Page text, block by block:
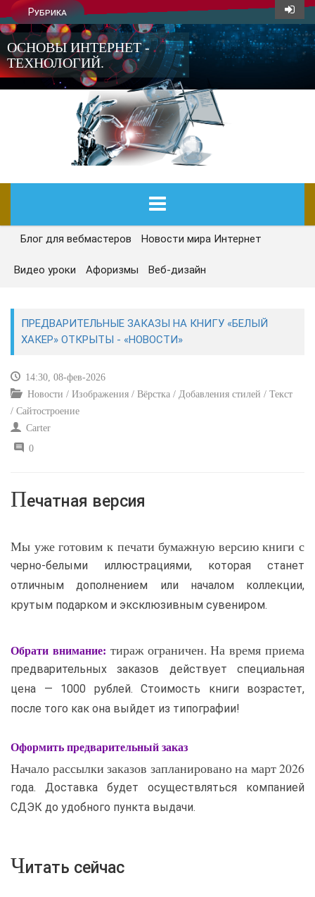
Рубрика
ОСНОВЫ ИНТЕРНЕТ -
ТЕХНОЛОГИЙ.
ГЛАВНАЯ
СЕГОДНЯ
РЕМОНТ И СОВЕТЫ
ИНТЕРНЕТ И СВЯЗЬ
УЧЕБНИК CSS
Блог для вебмастеров Новости мира Интернет
Видео уроки Афоризмы Веб-дизайн
ПРЕДВАРИТЕЛЬНЫЕ ЗАКАЗЫ НА КНИГУ «БЕЛЫЙ
ХАКЕР» ОТКРЫТЫ - «НОВОСТИ»
14:30, 08-фев-2026
Новости / Изображения / Вёрстка / Добавления стилей / Текст
/ Сайтостроение
Carter
0
Печатная версия
Мы уже готовим к печати бумажную версию книги с
черно-белыми иллюстрациями, которая станет
отличным дополнением или началом коллекции,
крутым подарком и эксклюзивным сувениром.
Обрати внимание: тираж ограничен. На время приема
предварительных заказов действует специальная
цена — 1000 рублей. Стоимость книги возрастет,
после того как она выйдет из типографии!
Оформить предварительный заказ
Начало рассылки заказов запланировано на март 2026
года. Доставка будет осуществляться компанией
СДЭК до удобного пункта выдачи.
Читать сейчас